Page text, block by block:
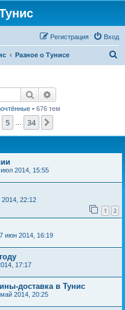
Вход
Регистрация
Разное о Тунисе
Поиск
• 676 тем
34
5 34
июл 2014, 15:55
22:12
1 2
июн 2014, 16:19
17:17
доставка в Тунис
2014, 20:25